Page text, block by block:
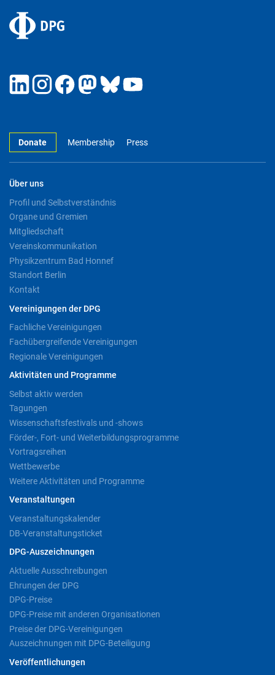
Donate Membership Press
Über uns
Profil und Selbstverständnis
Organe und Gremien
Mitgliedschaft
Vereinskommunikation
Physikzentrum Bad Honnef
Standort Berlin
Kontakt
Vereinigungen der DPG
Fachliche Vereinigungen
Fachübergreifende Vereinigungen
Regionale Vereinigungen
Aktivitäten und Programme
Selbst aktiv werden
Tagungen
Wissenschaftsfestivals und -shows
Förder-, Fort- und Weiterbildungsprogramme
Vortragsreihen
Wettbewerbe
Weitere Aktivitäten und Programme
Veranstaltungen
Veranstaltungskalender
DB-Veranstaltungsticket
DPG-Auszeichnungen
Aktuelle Ausschreibungen
Ehrungen der DPG
DPG-Preise
DPG-Preise mit anderen Organisationen
Preise der DPG-Vereinigungen
Auszeichnungen mit DPG-Beteiligung
Veröffentlichungen